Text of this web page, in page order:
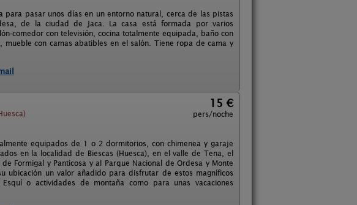
para pasar unos días en un entorno natural, cerca de las pistas
de la ciudad de Jaca. La casa está formada por varios
comedor con televisión, cocina totalmente equipada, baño con
con camas abatibles en el salón. Tiene ropa de cama y
15 €
pers/noche
equipados de 1 o 2 dormitorios, con chimenea y garaje
en la localidad de Biescas (Huesca), en el valle de Tena, el
Formigal y Panticosa y al Parque Nacional de Ordesa y Monte
ubicación un valor añadido para disfrutar de estos magníficos
o actividades de montaña como para unas vacaciones